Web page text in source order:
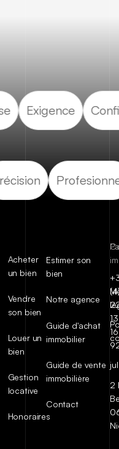
Exigence
Profesionnel
Acheter
un bien
Vendre
son bien
Louer un
bien
Gestion
locative
Honoraires
Estimer son
bien
Notre agence
Guide d'achat
immobilier
Guide de vente
immobilière
Contact
13
16
2